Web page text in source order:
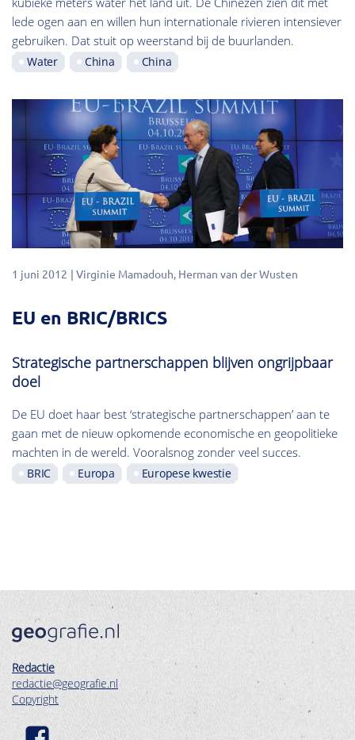
lede ogen aan en willen hun internationale rivieren intensiever
gebruiken. Dat stuit op weerstand bij de buurlanden.
Water China China
1 juni 2012 Virginie Mamadouh Herman van der Wusten
EU en BRIC/BRICS
Strategische partnerschappen blijven ongrijpbaar
doel
De EU doet haar best ‘strategische partnerschappen’ aan te
gaan met de nieuw opkomende economische en geopolitieke
machten in de wereld. Vooralsnog zonder veel succes.
BRIC Europa Europese kwestie
Redactie
redactie@geografie.nl
Copyright